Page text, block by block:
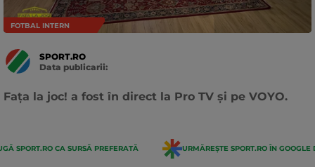
FOTBAL INTERN
SPORT.RO
Data publicarii:
Fața la joc! a fost în direct la Pro TV și pe VOYO.
SPORT.RO CA SURSĂ PREFERATĂ URMĂREȘTE SPORT.RO ÎN GOOGLE